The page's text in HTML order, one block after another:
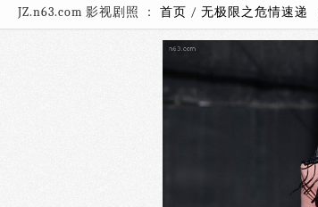
JZ.n63.com 影视剧照 ： 首页 / 无极限之危情速递